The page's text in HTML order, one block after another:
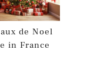
de Noel
in France